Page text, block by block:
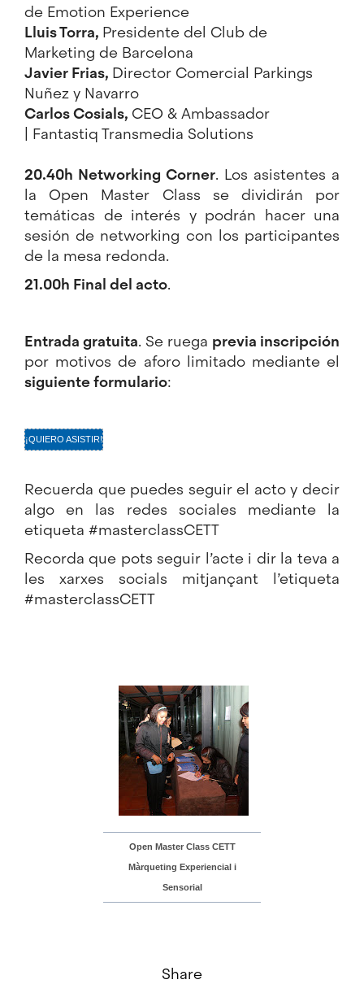
de Emotion Experience
Lluis Torra, Presidente del Club de
Marketing de Barcelona
Javier Frias, Director Comercial Parkings
Nuñez y Navarro
Carlos Cosials, CEO & Ambassador
Fantastiq Transmedia Solutions
20.40h Networking Corner. Los asistentes a
la Open Master Class se dividirán por
temáticas de interés y podrán hacer una
sesión de networking con los participantes
de la mesa redonda.
21.00h Final del acto.
Entrada gratuita. Se ruega previa inscripción
por motivos de aforo limitado mediante el
siguiente formulario:
¡QUIERO ASISTIR!
Recuerda que puedes seguir el acto y decir
algo en las redes sociales mediante la
etiqueta #masterclassCETT
Recorda que pots seguir l’acte i dir la teva a
les xarxes socials mitjançant l’etiqueta
#masterclassCETT
Open Master Class CETT
Màrqueting Experiencial i
Sensorial
Share